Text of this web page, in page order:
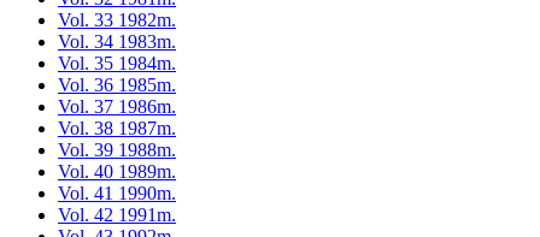
Vol. 33 1982m.
Vol. 34 1983m.
Vol. 35 1984m.
Vol. 36 1985m.
Vol. 37 1986m.
Vol. 38 1987m.
Vol. 39 1988m.
Vol. 40 1989m.
Vol. 41 1990m.
Vol. 42 1991m.